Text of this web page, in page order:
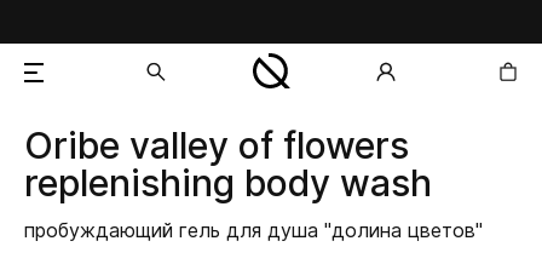
добавлен в корзину
Oribe valley of flowers
replenishing body wash
пробуждающий гель для душа "долина цветов"